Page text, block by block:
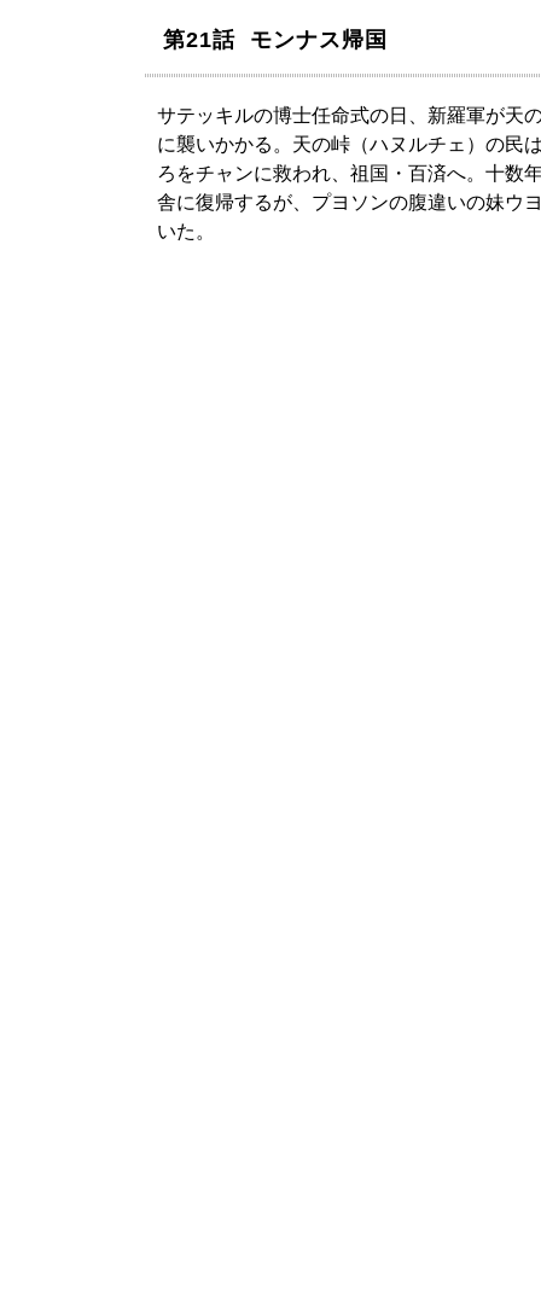
第21話 モンナス帰国
サテッキルの博士任命式の日、新羅軍が天
に襲いかかる。天の峠（ハヌルチェ）の民
ろをチャンに救われ、祖国・百済へ。十数
舎に復帰するが、プヨソンの腹違いの妹ウ
いた。